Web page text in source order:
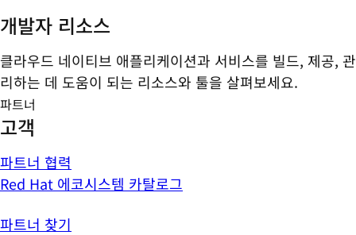
개발자 리소스
클라우드 네이티브 애플리케이션과 서비스를 빌드, 제공, 관
리하는 데 도움이 되는 리소스와 툴을 살펴보세요.
파트너
고객
파트너 협력
Red Hat 에코시스템 카탈로그
파트너 찾기